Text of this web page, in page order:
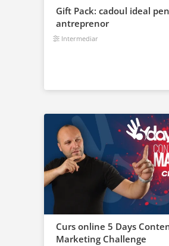
Gift Pack: cadoul ideal
antreprenor
Intermediar
Curs online 5 Days
Marketing Challenge